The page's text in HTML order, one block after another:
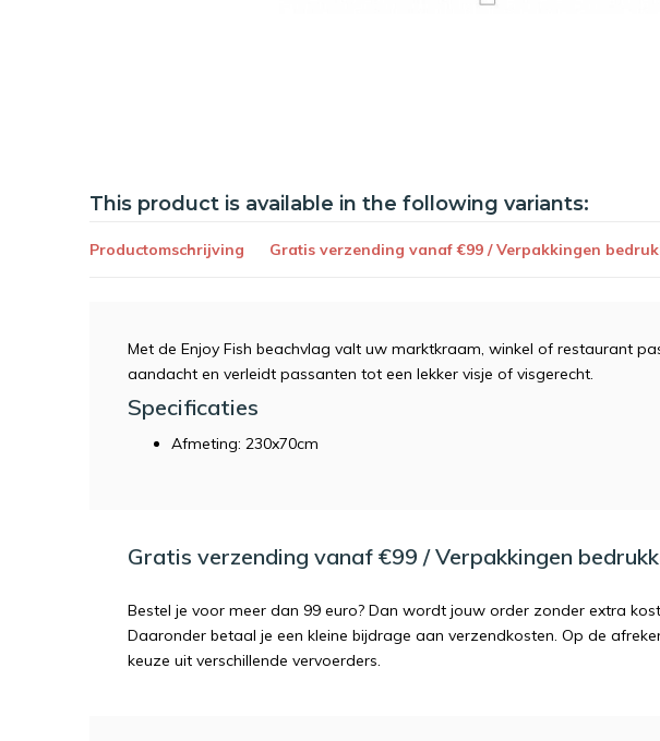
This product is available in the following variants:
Productomschrijving Gratis verzending vanaf €99 / Verpakkingen
Met de Enjoy Fish beachvlag valt uw marktkraam, winkel of restaurant
aandacht en verleidt passanten tot een lekker visje of visgerecht.
Specificaties
Afmeting: 230x70cm
Gratis verzending vanaf €99 / Verpakkingen
Bestel je voor meer dan 99 euro? Dan wordt jouw order zonder extra
Daaronder betaal je een kleine bijdrage aan verzendkosten. Op de
keuze uit verschillende vervoerders.